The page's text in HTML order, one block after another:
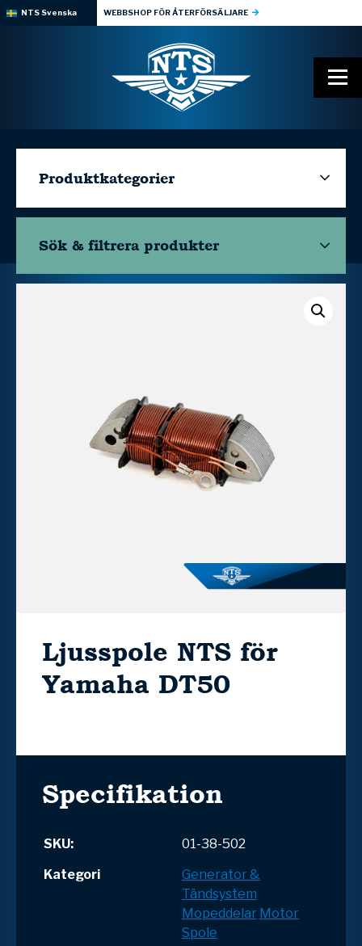
NTS Svenska WEBBSHOP FÖR ÅTERFÖRSÄLJARE
Produktkategorier
Sök & filtrera produkter
Ljusspole NTS för
Yamaha DT50
Specifikation
SKU:
01-38-502
Kategori
Generator &
Tändsystem
Mopeddelar Motor
Spole